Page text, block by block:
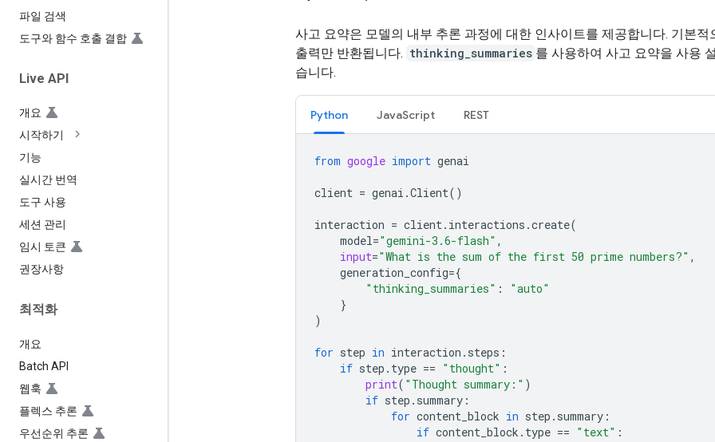
파일 검색
도구와 함수 호출 결합
Live API
개요
시작하기
기능
실시간 번역
도구 사용
세션 관리
임시 토큰
권장사항
최적화
개요
Batch API
웹훅
플렉스 추론
우선순위 추론
사고 요약은 모델의 내부 추론 과정에 대한 인사이트를 제공합니다. 기본적
출력만 반환됩니다. thinking_summaries 를 사용하여 사고 요약을 사용
습니다.
Python JavaScript REST
from google import genai
client = genai .Client()
interaction = client. interactions .create(
model="gemini-3.6-flash" ,
input="What is the sum of the first 50 prime numbers?" ,
generation_config={
"thinking_summaries" :
"auto"
}
)
for step in interaction . steps :
if step . type == "thought" :
print( "Thought summary:" )
if step . summary :
for content_block in step . summary :
if content_block . type == "text" :